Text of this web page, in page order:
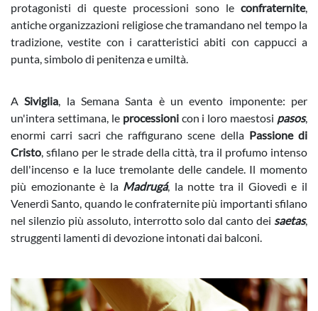
protagonisti di queste processioni sono le confraternite,
antiche organizzazioni religiose che tramandano nel tempo la
tradizione, vestite con i caratteristici abiti con cappucci a
punta, simbolo di penitenza e umiltà.
ASiviglia, la Semana Santa è un evento imponente: per
un'intera settimana, leprocessioni con i loro maestosi pasos,
enormi carri sacri che raffigurano scene della Passione di
Cristo, sfilano per le strade della città, tra il profumo intenso
dell'incenso e la luce tremolante delle candele. Il momento
più emozionante è la Madrugá, la notte tra il Giovedì e il
Venerdì Santo, quando le confraternite più importanti sfilano
nel silenzio più assoluto, interrotto solo dal canto dei saetas,
struggenti lamenti di devozione intonati dai balconi.